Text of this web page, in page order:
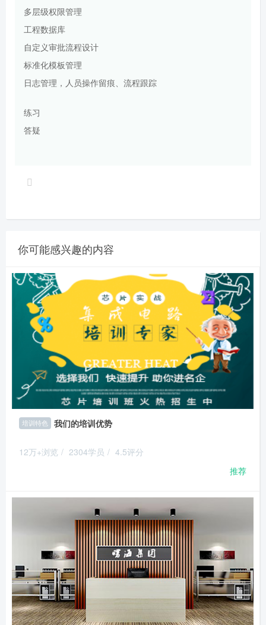
多层级权限管理
工程数据库
自定义审批流程设计
标准化模板管理
日志管理，人员操作留痕、流程跟踪
练习
答疑
你可能感兴趣的内容
培训特色 我们的培训优势
12万+浏览 / 2304学员 / 4.5评分
推荐